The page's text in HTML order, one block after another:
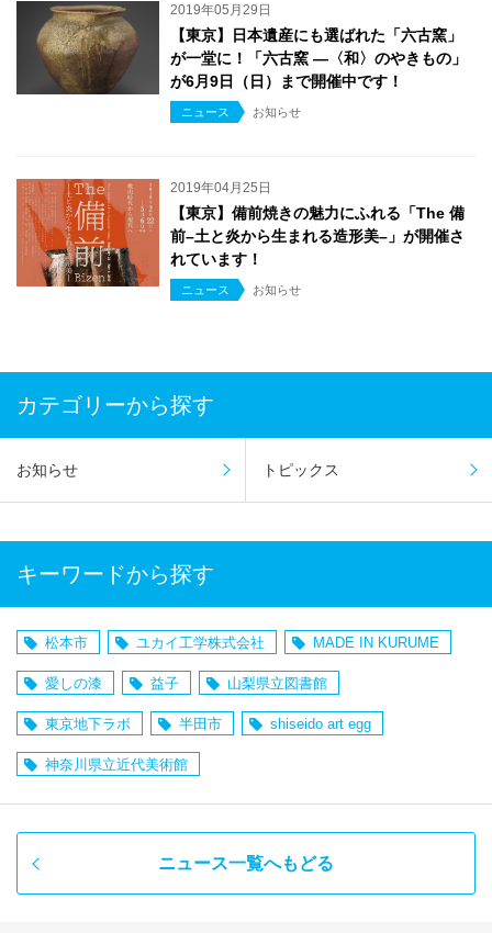
2019年05月29日
【東京】日本遺産にも選ばれた「六古窯」
が一堂に！「六古窯 ―〈和〉のやきもの」
が6月9日（日）まで開催中です！
ニュース お知らせ
2019年04月25日
【東京】備前焼きの魅力にふれる「The 備
前–土と炎から生まれる造形美–」が開催さ
れています！
ニュース お知らせ
カテゴリーから探す
お知らせ トピックス
キーワードから探す
松本市 ユカイ工学株式会社 MADE IN KURUME
愛しの漆 益子 山梨県立図書館
東京地下ラボ 半田市 shiseido art egg
神奈川県立近代美術館
ニュース一覧へもどる